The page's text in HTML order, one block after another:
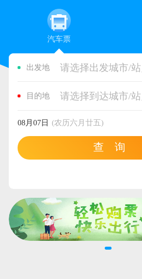
汽车票
出发地 请选择出发城市/
目的地 请选择到达城市/
08月07日 (农历六月廿五)
查 询